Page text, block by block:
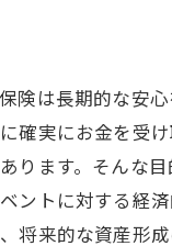
険は長期的な安
確実にお金を受
ります。そんな
ントに対する経
将来的な資産形